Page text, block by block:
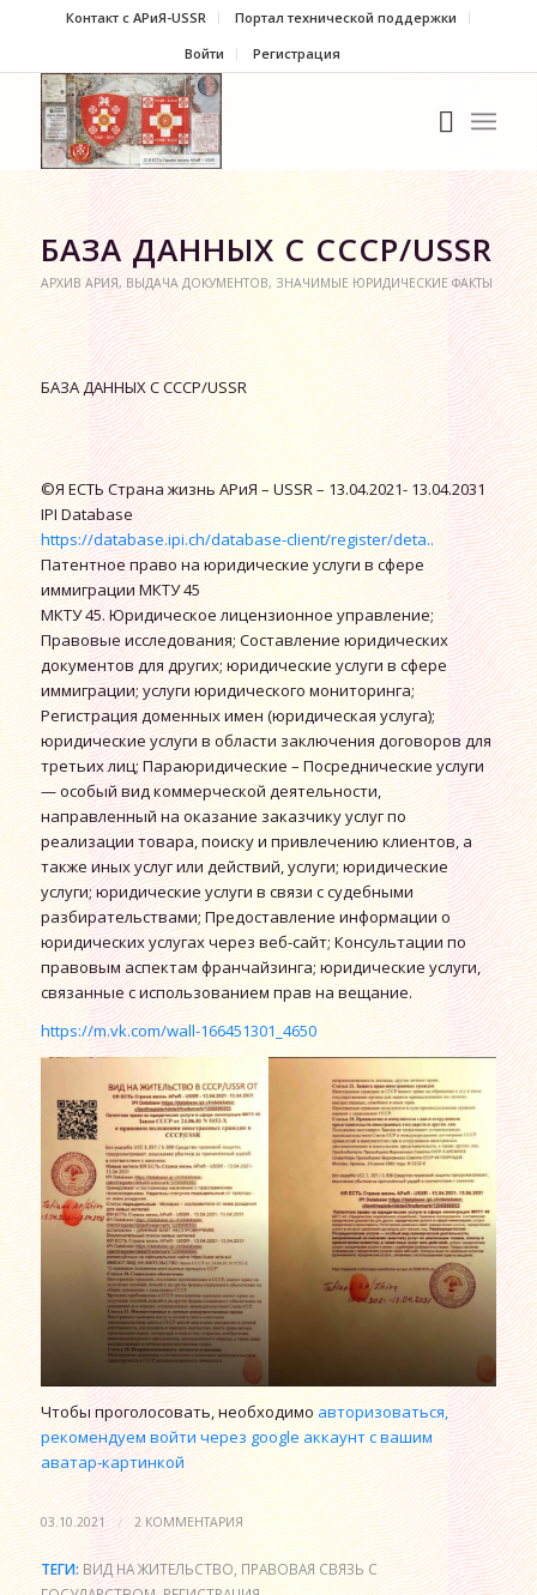
Контакт c АРиЯ-USSR
Портал технической поддержки
Войти
Регистрация
БАЗА ДАННЫХ C СССР/USSR
АРХИВ АРИЯ,ВЫДАЧА ДОКУМЕНТОВ,ЗНАЧИМЫЕ ЮРИДИЧЕСКИЕ ФАКТЫ
БАЗА ДАННЫХ C СССР/USSR
©Я ЕСТЬ Страна жизнь АРиЯ – USSR – 13.04.2021- 13.04.2031
IPI Database
https://database.ipi.ch/database-client/register/deta..
Патентное право на юридические услуги в сфере
иммиграции МКТУ 45
МКТУ 45. Юридическое лицензионное управление;
Правовые исследования; Составление юридических
документов для других; юридические услуги в сфере
иммиграции; услуги юридического мониторинга;
Регистрация доменных имен (юридическая услуга);
юридические услуги в области заключения договоров для
третьих лиц; Параюридические – Посреднические услуги
— особый вид коммерческой деятельности,
направленный на оказание заказчику услуг по
реализации товара, поиску и привлечению клиентов, а
также иных услуг или действий, услуги; юридические
услуги; юридические услуги в связи с судебными
разбирательствами; Предоставление информации о
юридических услугах через веб-сайт; Консультации по
правовым аспектам франчайзинга; юридические услуги,
связанные с использованием прав на вещание.
https://m.vk.com/wall-166451301_4650
Чтобы проголосовать, необходимоавторизоваться,
рекомендуем войти через google аккаунт с вашим
аватар-картинкой
03.10.2021 / 2 КОММЕНТАРИЯ
ТЕГИ:ВИД НА ЖИТЕЛЬСТВО,ПРАВОВАЯ СВЯЗЬ С